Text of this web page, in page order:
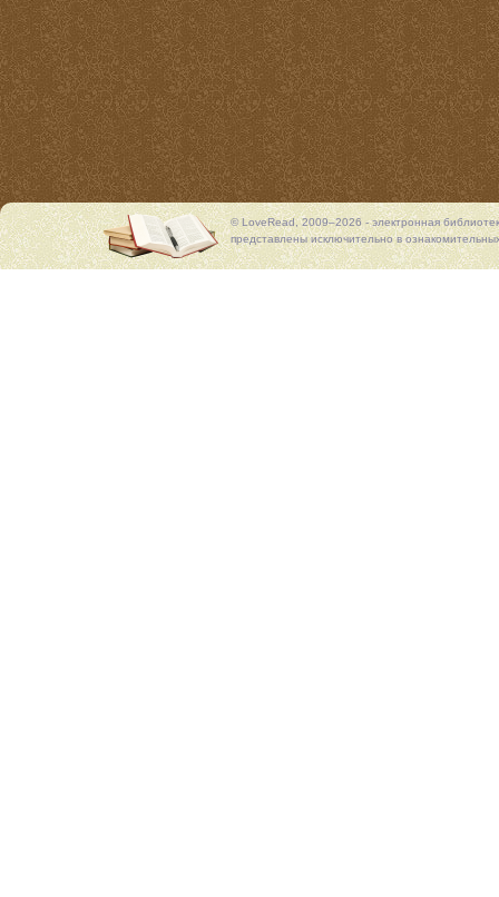
© LoveRead, 2009–2026 - электронная
представлены исключительно в